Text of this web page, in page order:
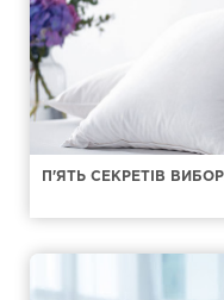
П'ЯТЬ СЕКРЕТІВ